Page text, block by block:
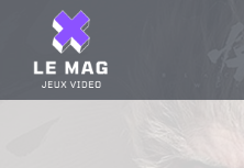
content